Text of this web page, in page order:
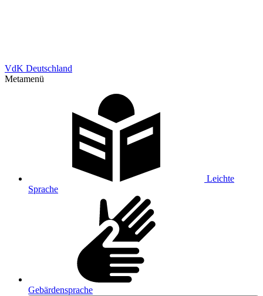
VdK Deutschland
Metamenü
Leichte
Sprache
Gebärdensprache